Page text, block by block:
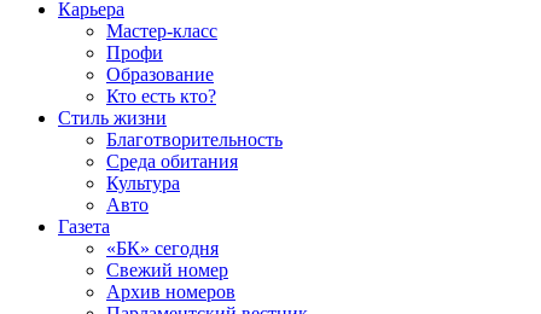
Карьера
Мастер-класс
Профи
Образование
Кто есть кто?
Стиль жизни
Благотворительность
Среда обитания
Культура
Авто
Газета
«БК» сегодня
Свежий номер
Архив номеров